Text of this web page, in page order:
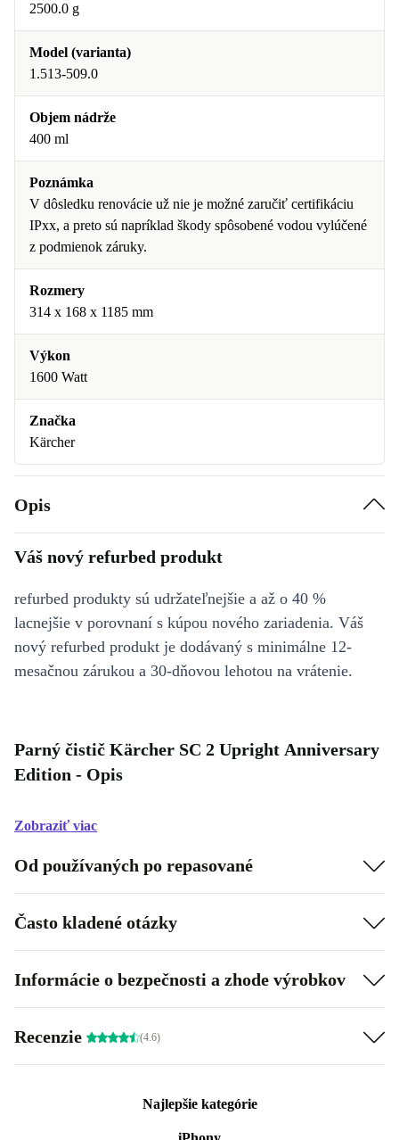
2500.0 g
Model (varianta)
1.513-509.0
Objem nádrže
400 ml
Poznámka
V dôsledku renovácie už nie je možné zaručiť certifikáciu
IPxx, a preto sú napríklad škody spôsobené vodou vylúčené
z podmienok záruky.
Rozmery
314 x 168 x 1185 mm
Výkon
1600 Watt
Značka
Kärcher
Opis
Váš nový refurbed produkt
refurbed produkty sú udržateľnejšie a až o 40 %
lacnejšie v porovnaní s kúpou nového zariadenia. Váš
nový refurbed produkt je dodávaný s minimálne 12-
mesačnou zárukou a 30-dňovou lehotou na vrátenie.
Parný čistič Kärcher SC 2 Upright Anniversary
Edition - Opis
Zobraziť viac
Od používaných po repasované
Často kladené otázky
Informácie o bezpečnosti a zhode výrobkov
Recenzie (4.6)
Najlepšie kategórie